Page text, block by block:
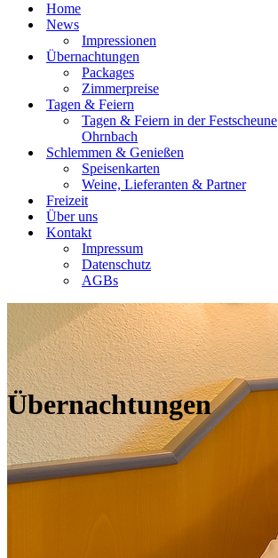
Home
News
Impressionen
Übernachtungen
Packages
Zimmerpreise
Tagen & Feiern
Tagen & Feiern in der Festscheune
Ohrnbach
Schlemmen & Genießen
Speisenkarten
Weine, Lieferanten & Partner
Freizeit
Über uns
Kontakt
Impressum
Datenschutz
AGBs
Übernachtungen